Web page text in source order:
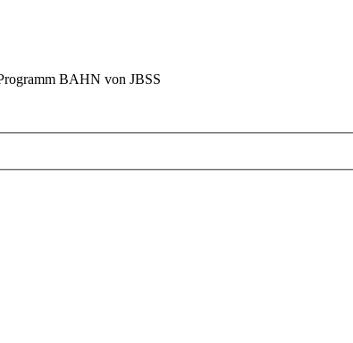
BAHN von JBSS